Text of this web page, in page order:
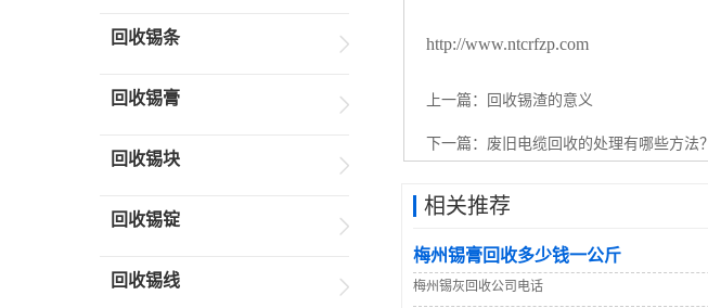
http://www.ntcrfzp.com
上一篇： 回收锡渣的意义
下一篇： 废旧电缆回收的处理有哪些方法？
相关推荐
梅州锡膏回收多少钱一公斤
梅州锡灰回收公司电话
回收锡条
回收锡膏
回收锡块
回收锡锭
回收锡线